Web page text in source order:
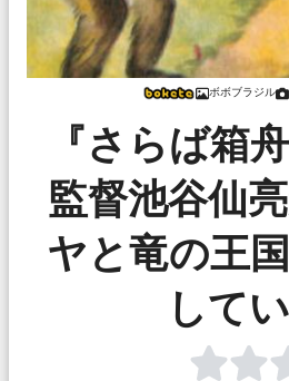
ボボブラジル
『さらば箱
監督池谷仙
ヤと竜の王
して